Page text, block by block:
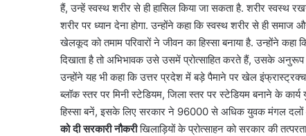
हैं, उन्हें स्वस्थ शरीर से ही हासिल किया जा सकता है. शरीर
शरीर पर ध्यान देना होगा. उन्होंने कहा कि स्वस्थ शरीर से ही
खेलकूद को तमाम परिवारों ने जीवन का हिस्सा बनाया है. उन्होंने
दिखाता है तो अभिभावक उसे उसमें प्रोत्साहित करते हैं, उसके
उन्होंने यह भी कहा कि उत्तर प्रदेश में बड़े पैमाने पर खेल
ब्लॉक स्तर पर मिनी स्टेडियम, जिला स्तर पर स्टेडियम बनाने के
हिस्सा बनें, इसके लिए सरकार ने 96000 से अधिक युवक मंगल दलों
को दी सरकारी नौकरीखिलाड़ियों के प्रोत्साहन को सरकार की